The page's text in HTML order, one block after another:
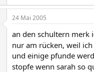
24 Mai 2005
an den schultern merk
nur am rücken, weil
und einige pfunde
stopfe wenn sarah so